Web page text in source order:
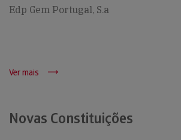
Edp Gem Portugal, S.a
Ver mais
Novas Constituições